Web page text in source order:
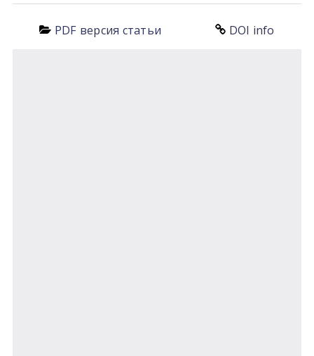
PDF версия статьи DOI info